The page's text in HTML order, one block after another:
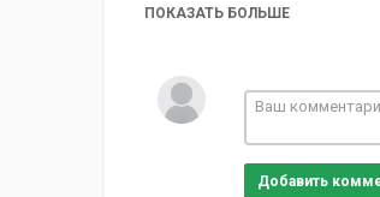
ранением его любимой
Жажда справедливости
выжившего в жестокой
кровавых расправ тянутся
покажет топ фильм.
#ЛучшиеБоевики #Боевики
ПОКАЗАТЬ БОЛЬШЕ
Добавить